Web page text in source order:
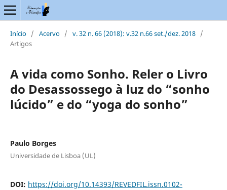
Início / Acervo / v. 32 n. 66 (2018): v.32 n.66 set./dez. 2018 /
Artigos
A vida como Sonho. Reler o Livro
do Desassossego à luz do “sonho
lúcido” e do “yoga do sonho”
Paulo Borges
Universidade de Lisboa (UL)
DOI: https://doi.org/10.14393/REVEDFIL.issn.0102-